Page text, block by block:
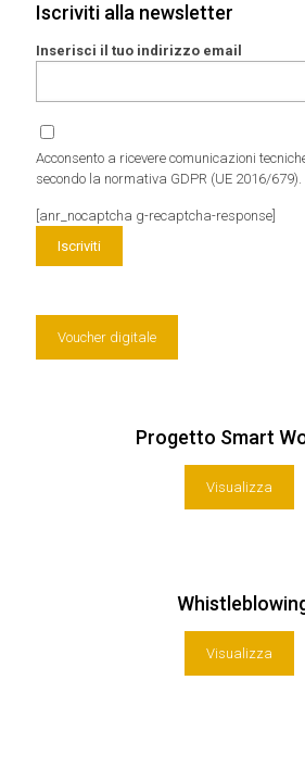
Iscriviti alla newsletter
Inserisci il tuo indirizzo email
Acconsento a ricevere comunicazioni
secondo la normativa GDPR (UE 2016/679).
[anr_nocaptcha g-recaptcha-response]
Voucher digitale
Progetto Smart
Visualizza
Visualizza